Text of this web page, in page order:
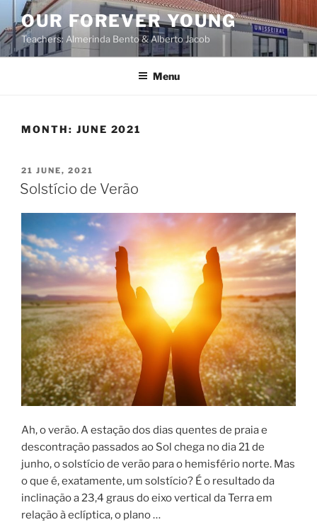
OUR FOREVER YOUNG
Teachers: Almerinda Bento & Alberto Jacob
Menu
MONTH: JUNE 2021
21 JUNE, 2021
Solstício de Verão
Ah, o verão. A estação dos dias quentes de praia e
descontração passados ao Sol chega no dia 21 de
junho, o solstício de verão para o hemisfério norte. Mas
o que é, exatamente, um solstício? É o resultado da
inclinação a 23,4 graus do eixo vertical da Terra em
relação à eclíptica, o plano …